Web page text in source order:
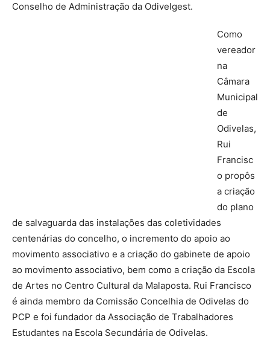
Conselho de Administração da Odivelgest.
Como
vereador
na
Câmara
Municipal
de
Odivelas,
Rui
Francisc
o propôs
a criação
do plano
de salvaguarda das instalações das coletividades
centenárias do concelho, o incremento do apoio ao
movimento associativo e a criação do gabinete de apoio
ao movimento associativo, bem como a criação da Escola
de Artes no Centro Cultural da Malaposta. Rui Francisco
é ainda membro da Comissão Concelhia de Odivelas do
PCP e foi fundador da Associação de Trabalhadores
Estudantes na Escola Secundária de Odivelas.